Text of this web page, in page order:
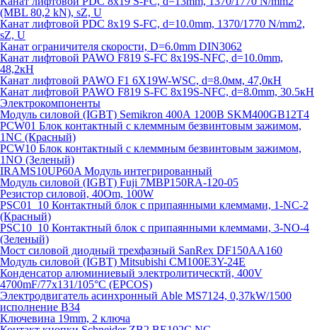
(MBL 80,2 kN), sZ, U
Канат лифтовой PDC 8x19 S-FC, d=10.0mm, 1370/1770 N/mm2,
sZ, U
Канат ограничителя скорости, D=6.0mm DIN3062
Канат лифтовой PAWO F819 S-FC 8х19S-NFC, d=10.0mm,
48,2кН
Канат лифтовой PAWO F1 6X19W-WSC, d=8.0мм, 47,0кН
Канат лифтовой PAWO F819 S-FC 8х19S-NFC, d=8.0mm, 30.5кН
Электрокомпоненты
Модуль силовой (IGBT) Semikron 400А 1200В SKM400GB12T4
PCW01 Блок контактный с клеммным безвинтовым зажимом,
1NC (Красный)
PCW10 Блок контактный с клеммным безвинтовым зажимом,
1NO (Зеленый)
IRAMS10UP60A Модуль интегрированный
Модуль силовой (IGBT) Fuji 7MBP150RA-120-05
Резистор силовой, 40Om, 100W
PSC01_10 Контактный блок с припаянными клеммами, 1-NC-2
(Красный)
PSC10_10 Контактный блок с припаянными клеммами, 3-NO-4
(Зеленый)
Мост силовой диодный трехфазный SanRex DF150AA160
Модуль силовой (IGBT) Mitsubishi CM100E3Y-24E
Конденсатор алюминиевый электролитическтй, 400V
4700mF/77x131/105°C (EPCOS)
Электродвигатель асинхронный Able MS7124, 0,37kW/1500
исполнение В34
Ключевина 19mm, 2 ключа